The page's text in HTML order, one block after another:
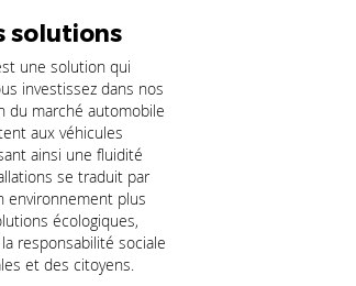
solutions
une solution qui
investissez dans nos
du marché automobile
aux véhicules
ainsi une fluidité
se traduit par
environnement plus
écologiques,
responsabilité sociale
et des citoyens.